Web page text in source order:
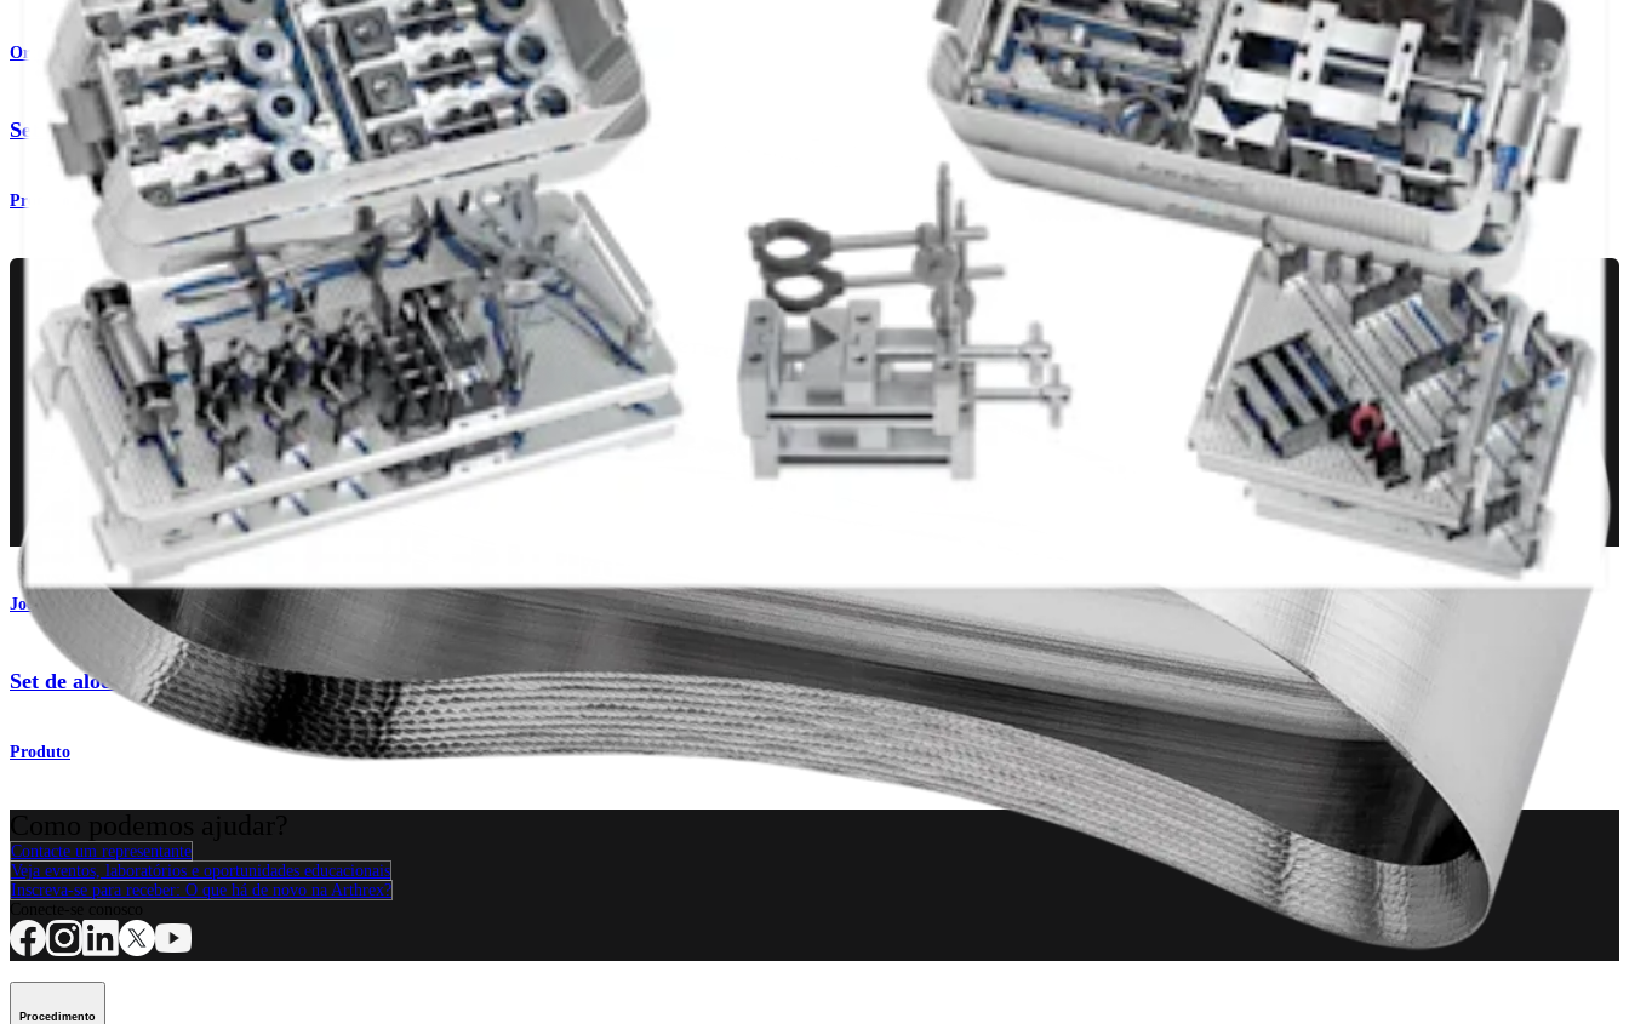
Ortobiologia
Set de aloenxerto OATS®, grande
Produto
Joelho
Set de aloenxerto OATS®, grande
Produto
Contacte um representante
Veja eventos, laboratórios e oportunidades educacionais
Inscreva-se para receber: O que há de novo na Arthrex?
Procedimento